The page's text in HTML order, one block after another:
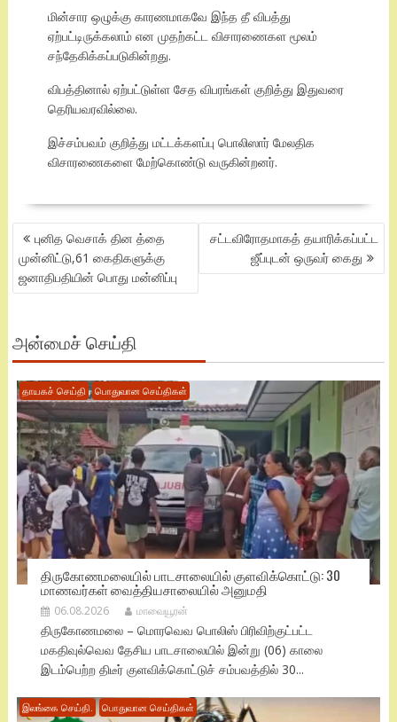
மின்சார ஒழுக்கு காரணமாகவே இந்த தீ விபத்து
ஏற்பட்டிருக்கலாம் என முதற்கட்ட விசாரணைகள மூலம்
சந்தேகிக்கப்படுகின்றது.
விபத்தினால் ஏற்பட்டுள்ள சேத விபரங்கள் குறித்து இதுவரை
தெரியவரவில்லை.
இச்சம்பவம் குறித்து மட்டக்களப்பு பொலிஸார் மேலதிக
விசாரணைகளை மேற்கொண்டு வருகின்றனர்.
POST
NAVIGATION
புனித வெசாக் தின த்தை
முன்னிட்டு,61 கைதிகளுக்கு
ஜனாதிபதியின் பொது மன்னிப்பு
சட்டவிரோதமாகத் தயாரிக்கப்பட்ட
ஜீப்புடன் ஒருவர் கைது
அன்மைச் செய்தி
தாயகச் செய்தி பொதுவான செய்திகள்
திருகோணமலையில் பாடசாலையில் குளவிக்கொட்டு: 30
மாணவர்கள் வைத்தியசாலையில் அனுமதி
06.08.2026 மாவையூரன்
திருகோணமலை – மொரவெவ பொலிஸ் பிரிவிற்குட்பட்ட
மகதிவுல்வெவ தேசிய பாடசாலையில் இன்று (06) காலை
இடம்பெற்ற திடீர் குளவிக்கொட்டுச் சம்பவத்தில் 30...
இலங்கை செய்தி. பொதுவான செய்திகள்